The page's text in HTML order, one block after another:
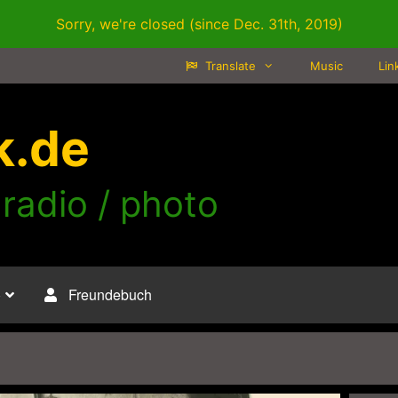
Sorry, we're closed (since Dec. 31th, 2019)
Translate Music
/ photo
Freundebuch